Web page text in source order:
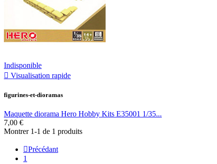
Indisponible
 Visualisation rapide
figurines-et-dioramas
Maquette diorama Hero Hobby Kits E35001 1/35...
7,00 €
Montrer 1-1 de 1 produits
Précédant
1